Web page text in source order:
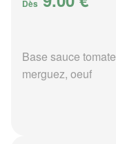
Dès
Base sauce
merguez, oeuf